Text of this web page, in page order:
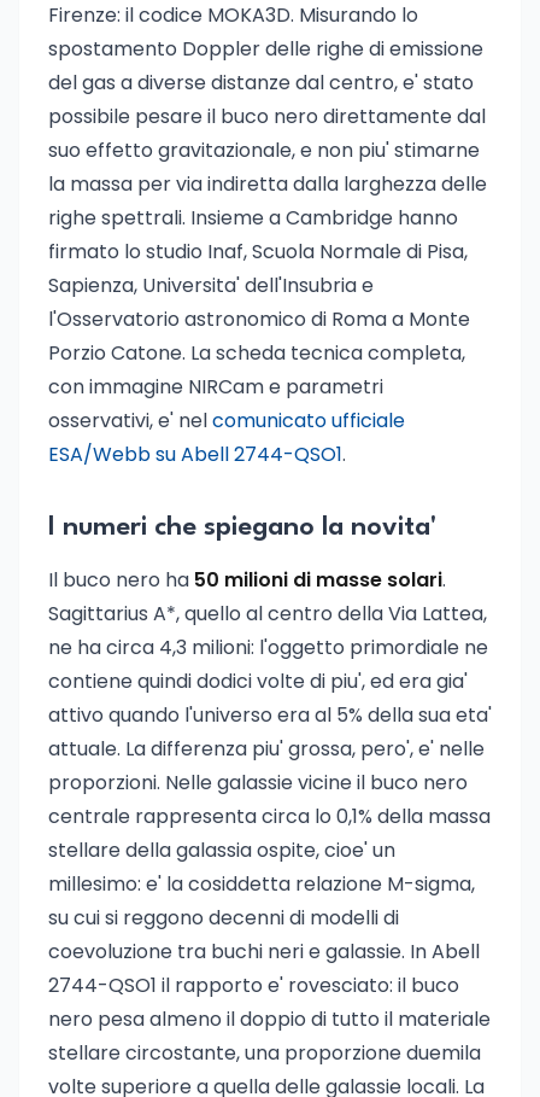
Firenze: il codice MOKA3D. Misurando lo
spostamento Doppler delle righe di emissione
del gas a diverse distanze dal centro, e' stato
possibile pesare il buco nero direttamente dal
suo effetto gravitazionale, e non piu' stimarne
la massa per via indiretta dalla larghezza delle
righe spettrali. Insieme a Cambridge hanno
firmato lo studio Inaf, Scuola Normale di Pisa,
Sapienza, Universita' dell'Insubria e
l'Osservatorio astronomico di Roma a Monte
Porzio Catone. La scheda tecnica completa,
con immagine NIRCam e parametri
osservativi, e' nelcomunicato ufficiale
ESA/Webb su Abell 2744-QSO1.
I numeri che spiegano la novita'
Il buco nero ha 50 milioni di masse solari.
Sagittarius A*, quello al centro della Via Lattea,
ne ha circa 4,3 milioni: l'oggetto primordiale ne
contiene quindi dodici volte di piu', ed era gia'
attivo quando l'universo era al 5% della sua eta'
attuale. La differenza piu' grossa, pero', e' nelle
proporzioni. Nelle galassie vicine il buco nero
centrale rappresenta circa lo 0,1% della massa
stellare della galassia ospite, cioe' un
millesimo: e' la cosiddetta relazione M-sigma,
su cui si reggono decenni di modelli di
coevoluzione tra buchi neri e galassie. In Abell
2744-QSO1 il rapporto e' rovesciato: il buco
nero pesa almeno il doppio di tutto il materiale
stellare circostante, una proporzione duemila
volte superiore a quella delle galassie locali. La